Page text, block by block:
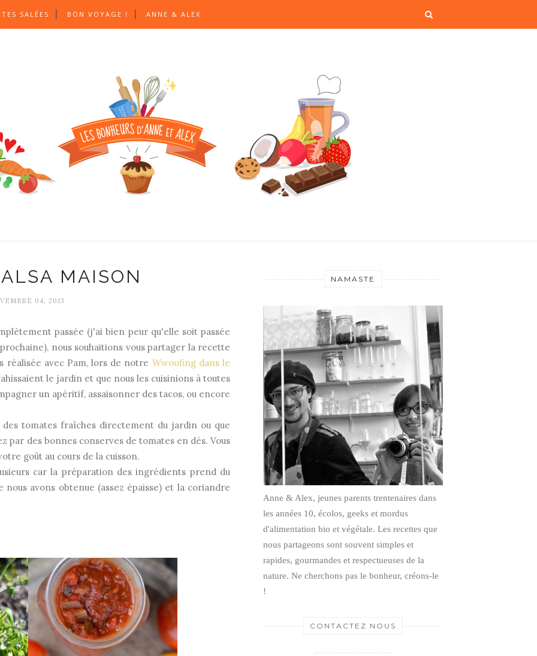
SALÉES BON VOYAGE ! ANNE & ALEX
MAISON
04, 2013
passée (j'ai bien peur qu'elle soit passée
nous souhaitions vous partager la recette
réalisée avec Pam, lors de notre Wwoofing dans le
le jardin et que nous les cuisinions à toutes
un apéritif, assaisonner des tacos, ou encore
tomates fraîches directement du jardin ou que
par des bonnes conserves de tomates en dés. Vous
goût au cours de la cuisson.
car la préparation des ingrédients prend du
avons obtenue (assez épaisse) et la coriandre
NAMASTE
Anne & Alex, jeunes parents trentenaires dans
les années 10, écolos, geeks et mordus
d'alimentation bio et végétale. Les recettes que
nous partageons sont souvent simples et
rapides, gourmandes et respectueuses de la
nature. Ne cherchons pas le bonheur, créons-le
!
CONTACTEZ NOUS